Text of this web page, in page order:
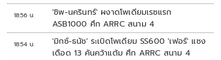
18:56 น.
'ชิพ-นครินทร์' ผงาดโพเดียมเรซแรก
ASB1000 ศึก ARRC สนาม 4
18:54 น.
'มิกซ์-ธนัช' ระเบิดโพเดียม SS600 'เฟอร์' แซง
เดือด 13 คันคว้าแต้ม ศึก ARRC สนาม 4